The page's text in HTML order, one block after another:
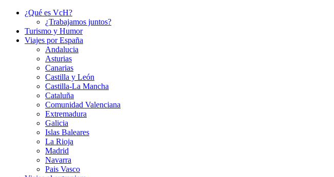
¿Qué es VcH?
¿Trabajamos juntos?
Turismo y Humor
Viajes por España
Andalucia
Asturias
Canarias
Castilla y León
Castilla-La Mancha
Cataluña
Comunidad Valenciana
Extremadura
Galicia
Islas Baleares
La Rioja
Madrid
Navarra
Pais Vasco